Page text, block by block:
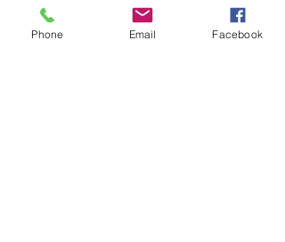
Phone Email Facebook